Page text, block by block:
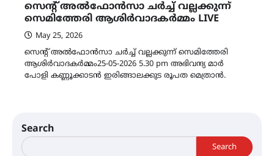
സെന്റ് അൽഫോൻസാ ചർച്ച് വല്ലക്കുന്ന്
സെമിത്തേരി ആശിർവാദകർമ്മം LIVE
May 25, 2026
സെന്റ് അൽഫോൻസാ ചർച്ച് വല്ലക്കുന്ന് സെമിത്തേരി
ആശിർവാദകർമ്മം25-05-2026 5.30 pm അഭിവന്ദ്യ മാർ
പോളി കണ്ണൂക്കാടൻ ഇരിങ്ങാലക്കുട രൂപത മെത്രാൻ.
Search
Search